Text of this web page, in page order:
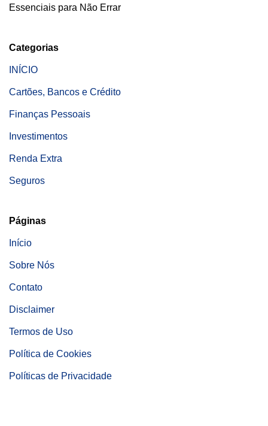
Essenciais para Não Errar
Categorias
INÍCIO
Cartões, Bancos e Crédito
Finanças Pessoais
Investimentos
Renda Extra
Seguros
Páginas
Início
Sobre Nós
Contato
Disclaimer
Termos de Uso
Política de Cookies
Políticas de Privacidade